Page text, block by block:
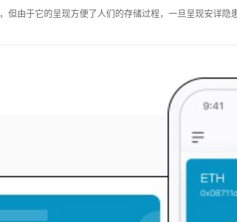
由于它的呈现方便了人们的存储过程，一旦呈现安详